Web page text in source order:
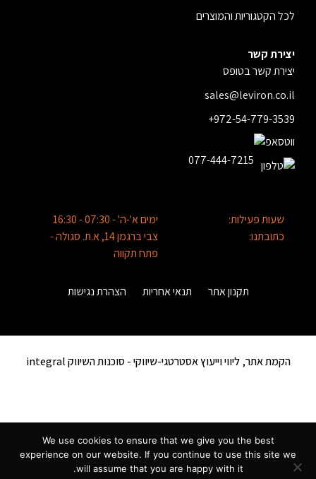
לכל הקטגוריות והמוצרים
יצירת קשר
יצירת קשר בטופס
sales@leviron.co.il
+972-54-779-3539
077-444-7215
שעות פעילות:
ימים א'-ה' - 07:30 - 16:30
כתובתנו:
צבי ברגמן 14, א.ת. סגולה -
פתח תקווה
תקנון אתר תנאי אחריות הצהרת נגישות
הקמת אתר, ליווי וייעוץ אסטרטגי-שיווקי -סוכנות השיווק integral
We use cookies to ensure that we give you the best
experience on our website. If you continue to use this site we
will assume that you are happy with it.